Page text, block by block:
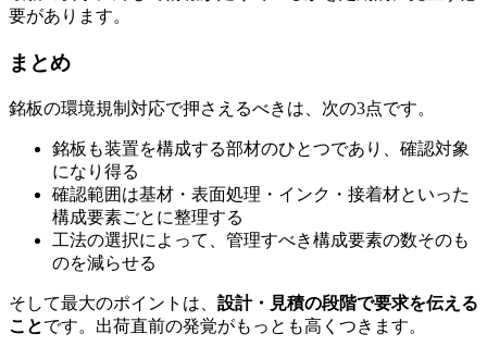
要があります。
まとめ
銘板の環境規制対応で押さえるべきは、次の3点です。
銘板も装置を構成する部材のひとつであり、確認対象
になり得る
確認範囲は基材・表面処理・インク・接着材といった
構成要素ごとに整理する
工法の選択によって、管理すべき構成要素の数そのも
のを減らせる
そして最大のポイントは、 設計・見積の段階で要求を伝える
ことです。出荷直前の発覚がもっとも高くつきます。